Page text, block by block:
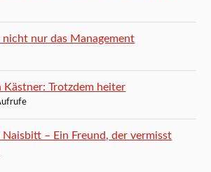
nur das Management
Kästner: Trotzdem heiter
Naisbitt – Ein Freund, der vermisst